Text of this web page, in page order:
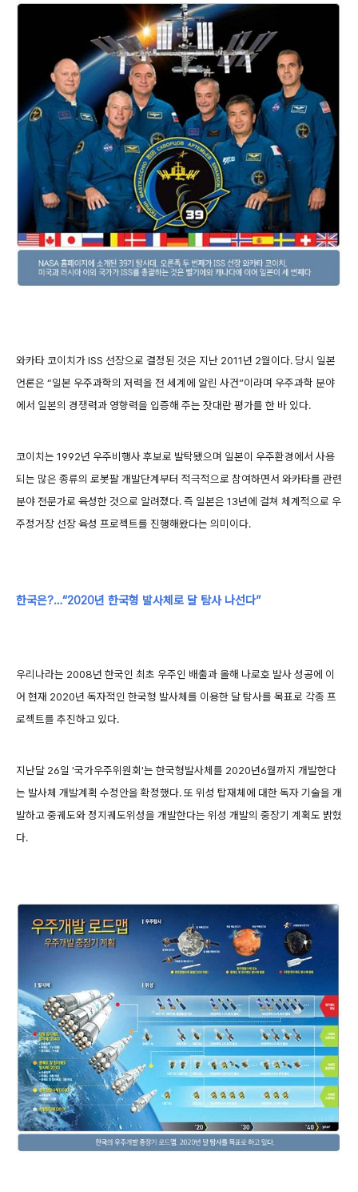
와카타 코이치가 ISS 선장으로 결정된 것은 지난 2011년 2월이다. 당시 일본
언론은 “일본 우주과학의 저력을 전 세계에 알린 사건”이라며 우주과학 분야
에서 일본의 경쟁력과 영향력을 입증해 주는 잣대란 평가를 한 바 있다.
코이치는 1992년 우주비행사 후보로 발탁됐으며 일본이 우주환경에서 사용
되는 많은 종류의 로봇팔 개발단계부터 적극적으로 참여하면서 와카타를 관련
분야 전문가로 육성한 것으로 알려졌다. 즉 일본은 13년에 걸쳐 체계적으로 우
주정거장 선장 육성 프로젝트를 진행해왔다는 의미이다.
한국은?…“2020년 한국형 발사체로 달 탐사 나선다”
우리나라는 2008년 한국인 최초 우주인 배출과 올해 나로호 발사 성공에 이
어 현재 2020년 독자적인 한국형 발사체를 이용한 달 탐사를 목표로 각종 프
로젝트를 추진하고 있다.
지난달 26일 '국가우주위원회'는 한국형발사체를 2020년6월까지 개발한다
는 발사체 개발계획 수정안을 확정했다. 또 위성 탑재체에 대한 독자 기술을 개
발하고 중궤도와 정지궤도위성을 개발한다는 위성 개발의 중장기 계획도 밝혔
다.